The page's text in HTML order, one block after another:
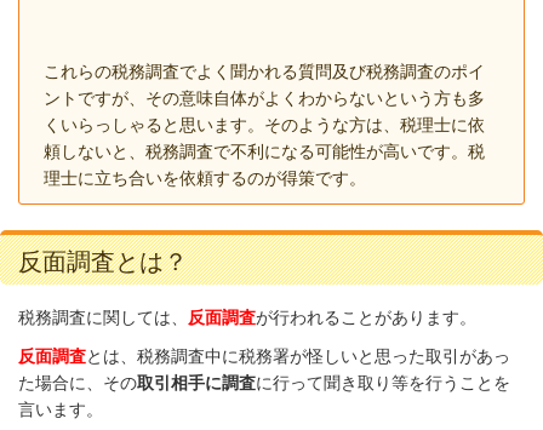
これらの税務調査でよく聞かれる質問及び税務調査のポイ
ントですが、その意味自体がよくわからないという方も多
くいらっしゃると思います。そのような方は、税理士に依
頼しないと、税務調査で不利になる可能性が高いです。税
理士に立ち合いを依頼するのが得策です。
反面調査とは？
税務調査に関しては、 反面調査が行われることがあります。
反面調査とは、税務調査中に税務署が怪しいと思った取引があっ
た場合に、その取引相手に調査に行って聞き取り等を行うことを
言います。